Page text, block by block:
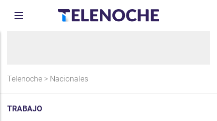
Telenoche > Nacionales
TRABAJO